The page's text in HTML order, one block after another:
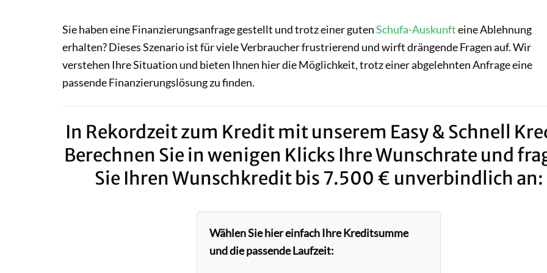
Sie haben eine Finanzierungsanfrage gestellt und trotz einer gutenSchufa-Auskunfteine Ablehnung
erhalten? Dieses Szenario ist für viele Verbraucher frustrierend und wirft drängende Fragen auf. Wir
verstehen Ihre Situation und bieten Ihnen hier die Möglichkeit, trotz einer abgelehnten Anfrage eine
passende Finanzierungslösung zu finden.
In Rekordzeit zum Kredit mit unserem Easy & Schnell
Berechnen Sie in wenigen Klicks Ihre Wunschrate und
Sie Ihren Wunschkredit bis 7.500 € unverbindlich an:
Wählen Sie hier einfach Ihre Kreditsumme
und die passende Laufzeit: